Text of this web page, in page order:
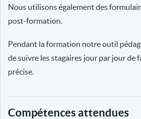
Nous utilisons également des
post-formation.
Pendant la formation notre outil
de suivre les stagaires jour par jour de
précise.
Compétences attendues